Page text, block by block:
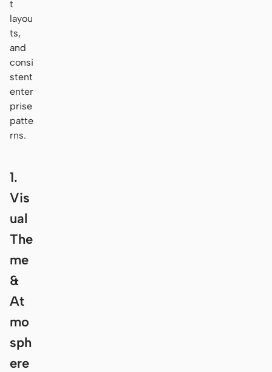
t
layou
ts,
and
consi
stent
enter
prise
patte
rns.
1.
Vis
ual
The
me
&
At
mo
sph
ere